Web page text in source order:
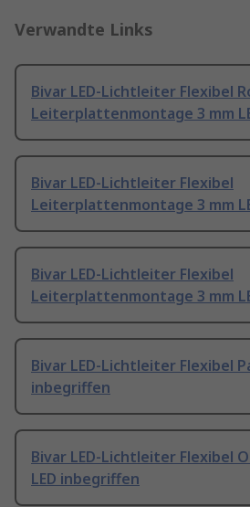
Verwandte Links
Bivar LED-Lichtleiter Flexibel
Leiterplattenmontage 3 mm
Bivar LED-Lichtleiter Flexibel
Leiterplattenmontage 3 mm
Bivar LED-Lichtleiter Flexibel
Leiterplattenmontage 3 mm
Bivar LED-Lichtleiter Flexibel
inbegriffen
Bivar LED-Lichtleiter Flexibel
LED inbegriffen